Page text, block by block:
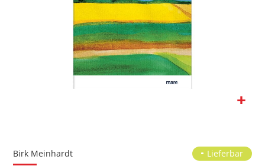
Bildgalerie
Birk Meinhardt Lieferbar